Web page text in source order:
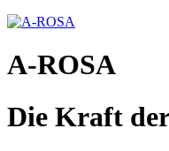
A-ROSA
Die Kraft der